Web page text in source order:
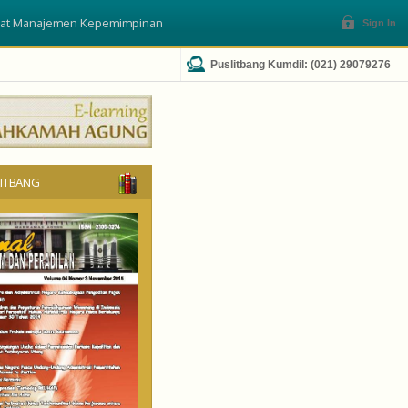
Sign In
Manajemen Kepemimpinan
Puslitbang Kumdil: (021) 29079276